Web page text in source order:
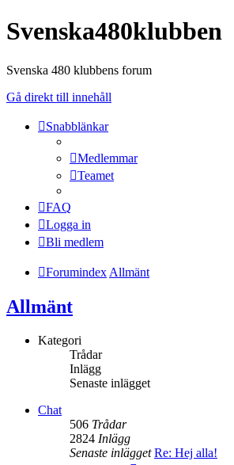
Svenska480klubben
Svenska 480 klubbens forum
Gå direkt till innehåll
Snabblänkar
Medlemmar
Teamet
FAQ
Logga in
Bli medlem
Forumindex Allmänt
Allmänt
Kategori
Trådar
Inlägg
Senaste inlägget
Chat
506 Trådar
2824 Inlägg
Senaste inlägget Re: Hej alla!